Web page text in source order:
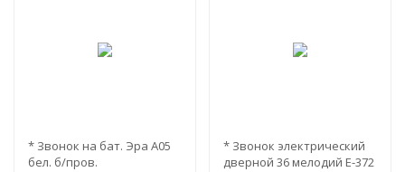
* Звонок на бат. Эра А05
бел. б/пров.
* Звонок электрический
дверной 36 мелодий Е-372